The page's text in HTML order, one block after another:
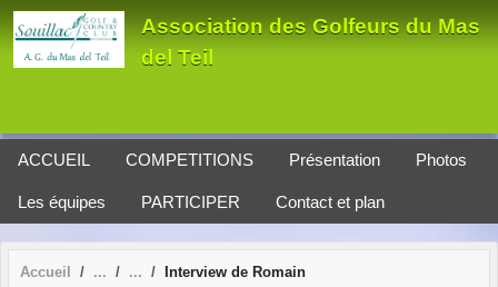
Association des Golfeurs du Mas
del Teil
ACCUEIL COMPETITIONS Présentation Photos
Les équipes PARTICIPER Contact et plan
Accueil Interview de Romain
Panneau de gestion des cookies